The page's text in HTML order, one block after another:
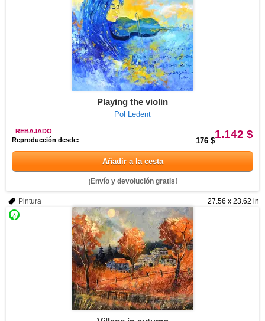
Playing the violin
Pol Ledent
1.142 $
REBAJADO
Reproducción desde:
176 $
Añadir a la cesta
¡Envío y devolución gratis!
27.56 x 23.62 in
Pintura